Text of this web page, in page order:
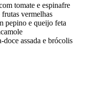
tomate e espinafre
vermelhas
pepino e queijo feta
assada e brócolis